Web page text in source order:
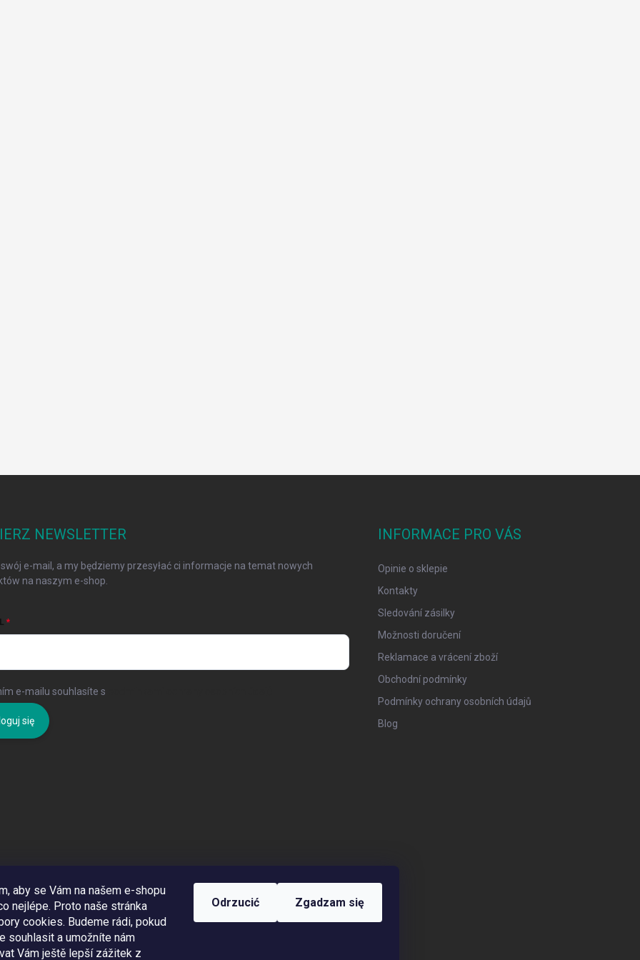
aby se Vám na našem e-shopu
nejlépe. Proto naše stránka
cookies. Budeme rádi, pokud
souhlasit a umožníte nám
Vám ještě lepší zážitek z
Odrzucić Zgadzam się
NEWSLETTER
e-mail, a my będziemy przesyłać ci informacje na temat nowych
na naszym e-shop.
e-mailu souhlasíte s
się
INFORMACE PRO VÁS
Opinie o sklepie
Kontakty
Sledování zásilky
Možnosti doručení
Reklamace a vrácení zboží
Obchodní podmínky
Podmínky ochrany osobních údajů
Blog
Využíváme Adulto